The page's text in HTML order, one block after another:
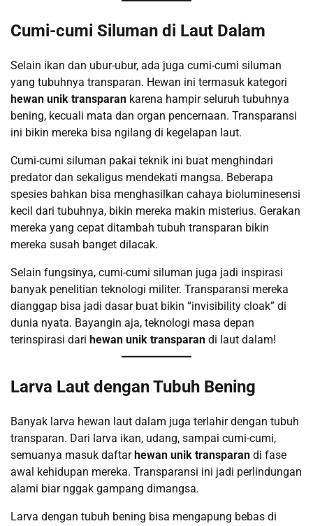
Cumi-cumi Siluman di Laut Dalam
Selain ikan dan ubur-ubur, ada juga cumi-cumi siluman
yang tubuhnya transparan. Hewan ini termasuk kategori
hewan unik transparan karena hampir seluruh tubuhnya
bening, kecuali mata dan organ pencernaan. Transparansi
ini bikin mereka bisa ngilang di kegelapan laut.
Cumi-cumi siluman pakai teknik ini buat menghindari
predator dan sekaligus mendekati mangsa. Beberapa
spesies bahkan bisa menghasilkan cahaya bioluminesensi
kecil dari tubuhnya, bikin mereka makin misterius. Gerakan
mereka yang cepat ditambah tubuh transparan bikin
mereka susah banget dilacak.
Selain fungsinya, cumi-cumi siluman juga jadi inspirasi
banyak penelitian teknologi militer. Transparansi mereka
dianggap bisa jadi dasar buat bikin “invisibility cloak” di
dunia nyata. Bayangin aja, teknologi masa depan
terinspirasi dari hewan unik transparan di laut dalam!
Larva Laut dengan Tubuh Bening
Banyak larva hewan laut dalam juga terlahir dengan tubuh
transparan. Dari larva ikan, udang, sampai cumi-cumi,
semuanya masuk daftar hewan unik transparan di fase
awal kehidupan mereka. Transparansi ini jadi perlindungan
alami biar nggak gampang dimangsa.
Larva dengan tubuh bening bisa mengapung bebas di